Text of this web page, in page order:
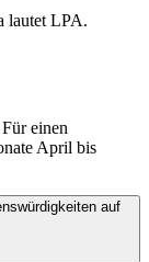
lautet LPA.
einen
April bis
auf